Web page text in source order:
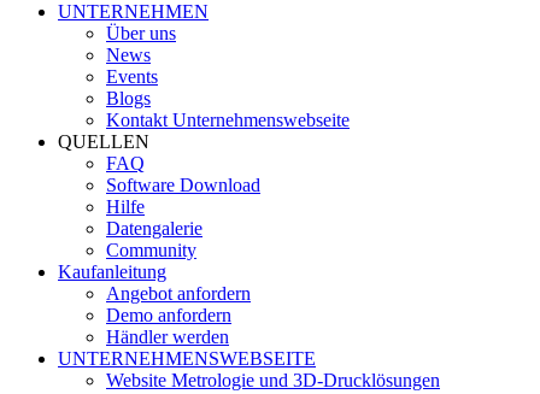
UNTERNEHMEN
Über uns
News
Events
Blogs
Kontakt Unternehmenswebseite
QUELLEN
FAQ
Software Download
Hilfe
Datengalerie
Community
Kaufanleitung
Angebot anfordern
Demo anfordern
Händler werden
UNTERNEHMENSWEBSEITE
Website Metrologie und 3D-Drucklösungen